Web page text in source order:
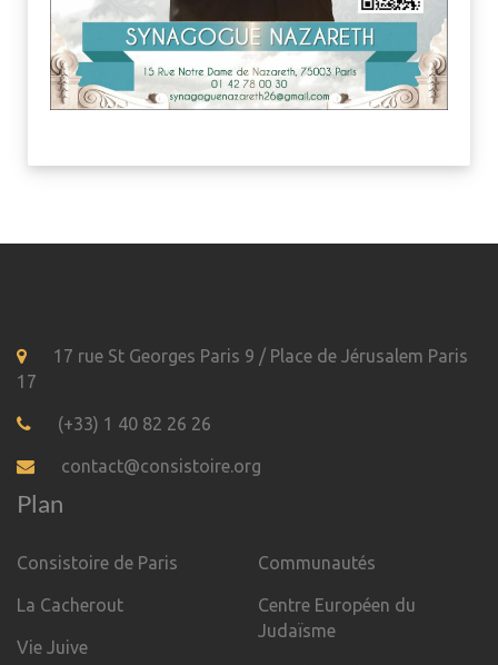
17 rue St Georges Paris 9 / Place de Jérusalem Paris
17
(+33) 1 40 82 26 26
contact@consistoire.org
Plan
Consistoire de Paris
La Cacherout
Vie Juive
Communautés
Centre Européen du
Judaïsme